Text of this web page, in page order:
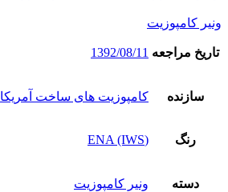
ونیر کامپوزیت
تاریخ مراجعه 1392/08/11
سازنده کامپوزیت های ساخت آمریکا
رنگ (ENA (IWS
دسته ونیر کامپوزیت